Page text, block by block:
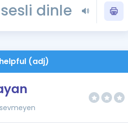
YDS - YÖKDİL
İngilizce Gramer
sesli dinle
(adj)